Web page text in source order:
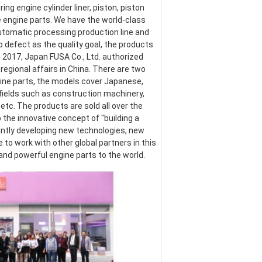
engine cylinder liner, piston, piston
parts. We have the world-class
processing production line and
defect as the quality goal, the products
Japan FUSA Co., Ltd. authorized
affairs in China. There are two
parts, the models cover Japanese,
such as construction machinery,
The products are sold all over the
innovative concept of "building a
developing new technologies, new
to work with other global partners in this
powerful engine parts to the world.